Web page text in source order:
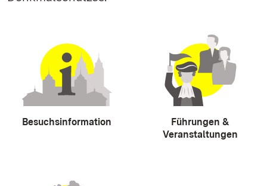
Besuchsinformation
Führungen &
Veranstaltungen